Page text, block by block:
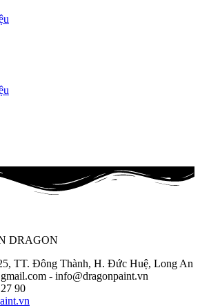
DRAGON
TT. Đông Thành, H. Đức Huệ, Long An
- info@dragonpaint.vn
90